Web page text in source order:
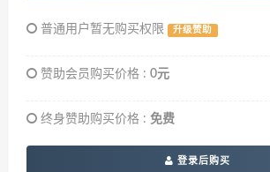
普通用户暂无购买权限 升级赞助
赞助会员购买价格 : 0元
终身赞助购买价格 : 免费
登录后购买